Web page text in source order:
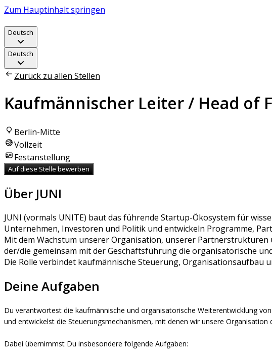
Zum Hauptinhalt springen
Deutsch
Deutsch
Zurück zu allen Stellen
Kaufmännischer Leiter / Head of
Berlin-Mitte
Vollzeit
Festanstellung
Auf diese Stelle bewerben
Über JUNI
JUNI (vormals UNITE) baut das führende Startup-Ökosystem für
Unternehmen, Investoren und Politik und entwickeln Programme,
Mit dem Wachstum unserer Organisation, unserer Partnerstrukturen
der/die gemeinsam mit der Geschäftsführung die organisatorische
Die Rolle verbindet kaufmännische Steuerung, Organisationsaufbau
Deine Aufgaben
Du verantwortest die kaufmännische und organisatorische Weiterentwicklung
und entwickelst die Steuerungsmechanismen, mit denen wir unsere Organisation
Dabei übernimmst Du insbesondere folgende Aufgaben: